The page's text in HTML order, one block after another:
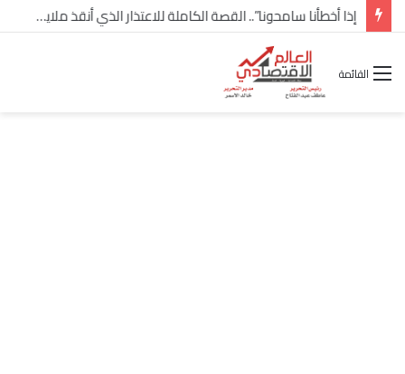
شركة “Scope Developments” تعلن تولي أحمد كمال عيسى منصب الرئيس التنفيذي للقطاع التجاري
القائمة